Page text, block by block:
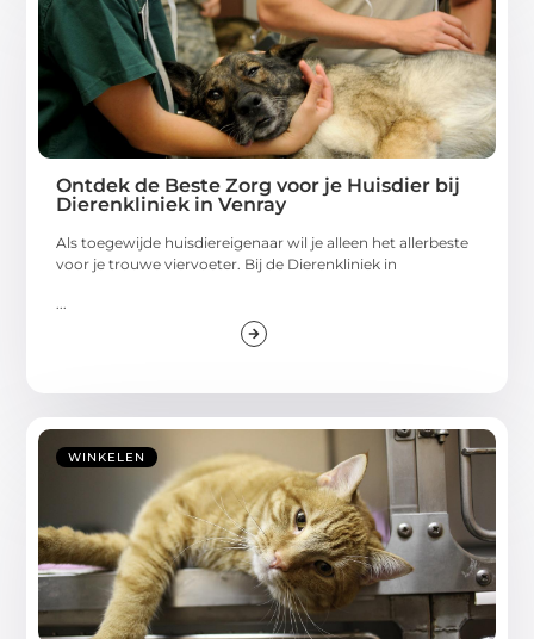
Ontdek de Beste Zorg voor je Huisdier bij
Dierenkliniek in Venray
Als toegewijde huisdiereigenaar wil je alleen het allerbeste
voor je trouwe viervoeter. Bij de Dierenkliniek in
WINKELEN